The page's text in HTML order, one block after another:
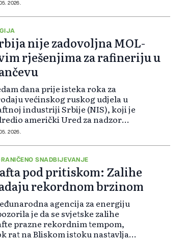
za odnose s javnošću.
2026.
nije zadovoljna MOL-
rješenjima za rafineriju u
dana prije isteka roka za
većinskog ruskog udjela u
industriji Srbije (NIS), koji je
američki Ured za nadzor
imovine (OFAC), srpska
rješenjima mađarske
MOL, pišu srbijanski
2026.
SNADBIJEVANJE
pod pritiskom: Zalihe
rekordnom brzinom
agencija za energiju
je da se svjetske zalihe
prazne rekordnim tempom,
rat na Bliskom istoku nastavlja